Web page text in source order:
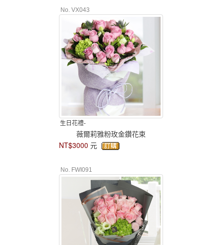
No. VX043
生日花禮-
薇爾莉雅粉玫金鑽花束
NT$3000 元
No. FWI091